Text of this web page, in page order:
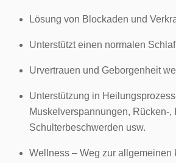
Lösung von Blockaden und
Unterstützt einen normalen
Urvertrauen und Geborgenheit
Unterstützung in
Muskelverspannungen, Rücken-,
Schulterbeschwerden usw.
Wellness – Weg zur allgemeinen